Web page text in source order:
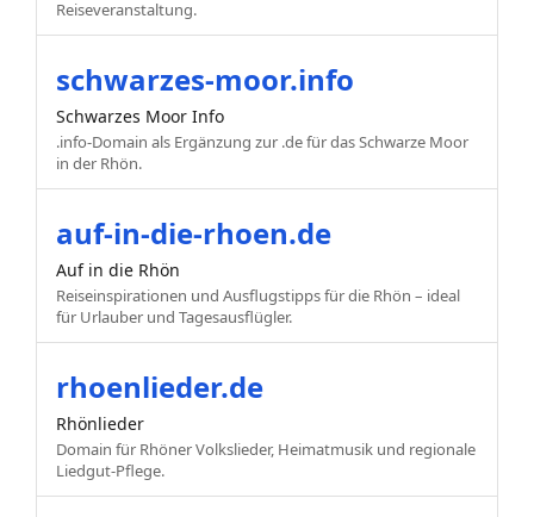
Reiseveranstaltung.
schwarzes-moor.info
Schwarzes Moor Info
.info-Domain als Ergänzung zur .de für das Schwarze Moor
in der Rhön.
auf-in-die-rhoen.de
Auf in die Rhön
Reiseinspirationen und Ausflugstipps für die Rhön – ideal
für Urlauber und Tagesausflügler.
rhoenlieder.de
Rhönlieder
Domain für Rhöner Volkslieder, Heimatmusik und regionale
Liedgut-Pflege.